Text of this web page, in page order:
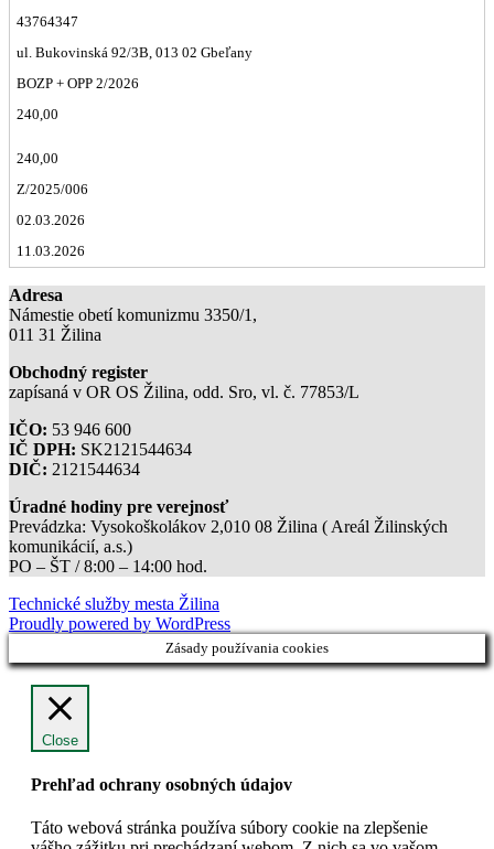
43764347
ul. Bukovinská 92/3B, 013 02 Gbeľany
BOZP + OPP 2/2026
240,00
240,00
Z/2025/006
02.03.2026
11.03.2026
Adresa
Námestie obetí komunizmu 3350/1,
011 31 Žilina
Obchodný register
zapísaná v OR OS Žilina, odd. Sro, vl. č. 77853/L
IČO: 53 946 600
IČ DPH: SK2121544634
DIČ: 2121544634
Úradné hodiny pre verejnosť
Prevádzka: Vysokoškolákov 2,010 08 Žilina ( Areál Žilinských
komunikácií, a.s.)
PO – ŠT / 8:00 – 14:00 hod.
Technické služby mesta Žilina
Proudly powered by WordPress
Zásady používania cookies
Close
Prehľad ochrany osobných údajov
Táto webová stránka používa súbory cookie na zlepšenie